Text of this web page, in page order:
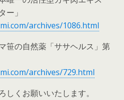
ー」
archives/1086.html
笹の自然薬「ササヘルス」第
archives/729.html
しくお願いいたします。